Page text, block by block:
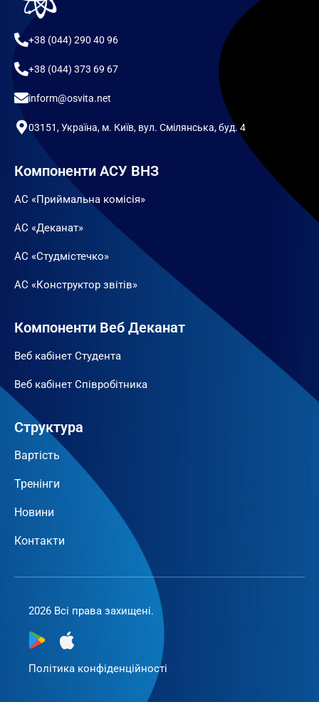
+38 (044) 290 40 96
+38 (044) 373 69 67
inform@osvita.net
03151, Україна, м. Київ, вул. Смілянська, буд. 4
Компоненти АСУ ВНЗ
АС «Приймальна комісія»
АС «Деканат»
АС «Студмістечко»
АС «Конструктор звітів»
Компоненти Веб Деканат
Веб кабінет Студента
Веб кабінет Співробітника
Структура
Вартість
Тренінги
Новини
Контакти
2026 Всі права захищені.
Політика конфіденційності